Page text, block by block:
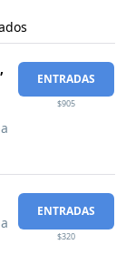
ENTRADAS
$905
ENTRADAS
$320